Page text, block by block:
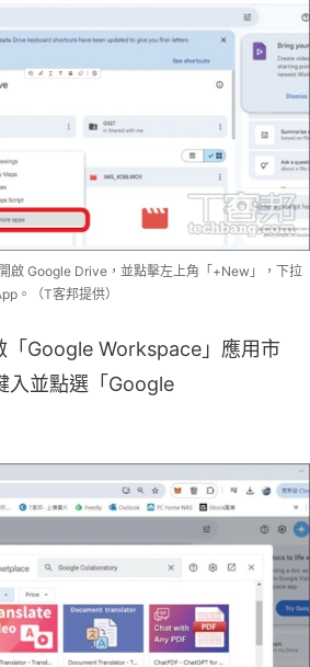
啟 Google Drive，並點擊左上角「+New」，下拉
。（T客邦提供）
「Google Workspace」應用市
入並點選「Google